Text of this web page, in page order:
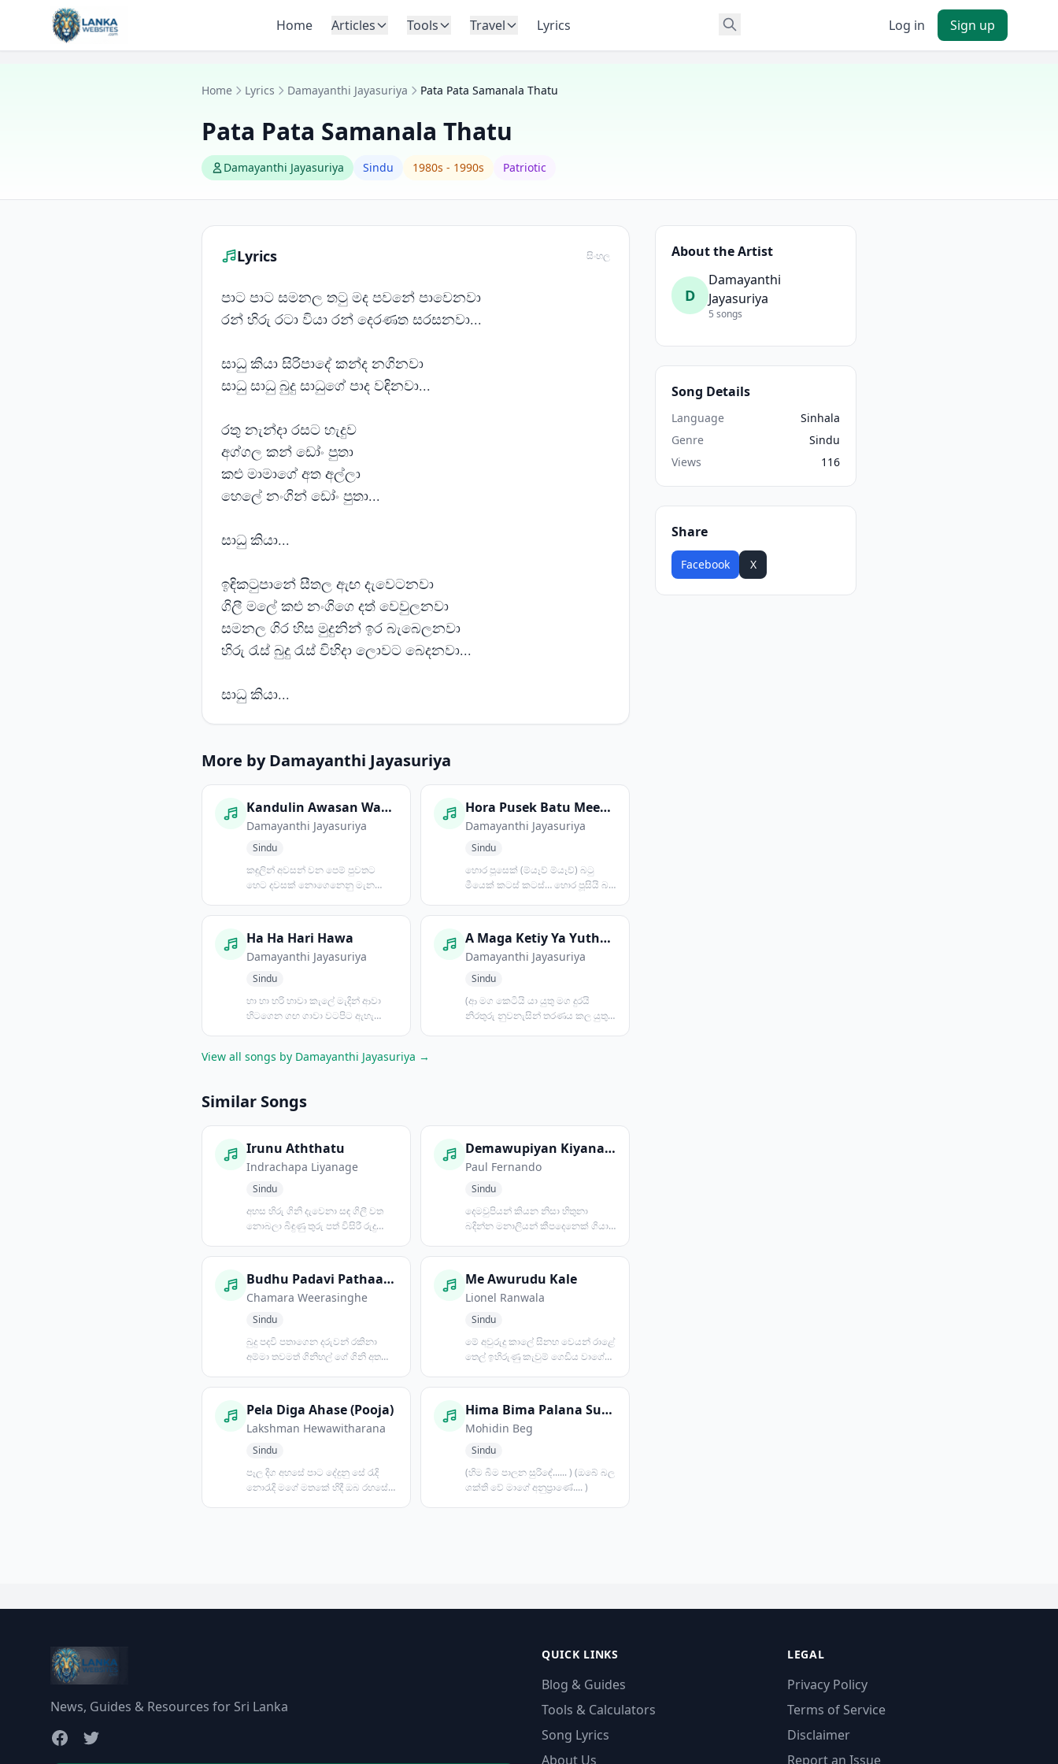
Skip to content
Home Articles Tools Travel Lyrics Log in Sign up
Home Lyrics Damayanthi Jayasuriya Pata Pata Samanala Thatu
Pata Pata Samanala Thatu
Damayanthi Jayasuriya Sindu 1980s - 1990s Patriotic
Lyrics සිංහල
පාට පාට සමනල තටු මද පවනේ පාවෙනවා
රන් හිරු රටා වියා රන් දෙරණත සරසනවා...
සාධු කියා සිරිපාදේ කන්ද නගිනවා
සාධු සාධු බුදු සාධුගේ පාද වඳිනවා...
රතු නැන්දා රසට හැදුව
අග්ගල කන් ඩෝං පුතා
කළු මාමාගේ අත අල්ලා
හෙලේ නංගින් ඩෝං පුතා...
සාධු කියා...
ඉඳිකටුපානේ සීතල ඇඟ දැවෙටනවා
ගිලී මලේ කළු නංගිගෙ දත් වෙවුලනවා
සමනල ගිර හිස මුදුනින් ඉර බැබෙලනවා
හිරු රැස් බුදු රැස් විහිදා ලොවට බෙදනවා...
සාධු කියා...
More by Damayanthi Jayasuriya
Kandulin Awasan Wana Pem Puwathata
Damayanthi Jayasuriya
Sindu
කඳුලින් අවසන් වන පෙම් පුවතට
හෙට දවසක් නොගෙනෙනු මැන
සිරකරලනු...
Hora Pusek Batu Meeyek
Damayanthi Jayasuriya
Sindu
හොර පූසෙක් (ම්යෑව් ම්යෑව්) බටු
මීයෙක් කටස් කටස්… හොර පූසියි බටු
Ha Ha Hari Hawa
Damayanthi Jayasuriya
Sindu
හා හා හරි හාවා‍ කැලේ මැදින් ආවා
හිටගෙන ගඟ ගාවා වටපිට ඇහැ
A Maga Ketiy Ya Yuthu Maga Duray
Damayanthi Jayasuriya
Sindu
(ආ මග කෙටියි යා යුතු මග දුරයි
නිරතුරු නුවනැසින් තරණය කල යුතුයි
View all songs by Damayanthi Jayasuriya →
Similar Songs
Irunu Aththatu
Indrachapa Liyanage
Sindu
අහස හිරු ගිනි දැවෙනා සඳ ගිලී වත
නොබලා බිඳුණු තුරු පත් විසිරී රුදු
Demawupiyan Kiyana Nisa
Paul Fernando
Sindu
දෙමවුපියන් කියන නිසා හිතුනා
බදින්න මනාලියන් කීපදෙනෙක් ගියා
Budhu Padavi Pathaagena
Chamara Weerasinghe
Sindu
බුදු පදවි පතාගෙන දරුවන් රකිනා
අම්මා තවමත් ගිනිහල් ගේ ගිනි අතරේ
Me Awurudu Kale
Lionel Ranwala
Sindu
මේ අවුරුදු කාලේ සිනහ වෙයන් රාළේ
තෙල් ඉහිරුණු කැවුම් ගෙඩිය වාගේ
Pela Diga Ahase (Pooja)
Lakshman Hewawitharana
Sindu
පෑල දිග අහසේ පාට දේදුනු සේ රැදි
නොරැදි මගේ මතකේ හිදී ඔබ රහසේ
Hima Bima Palana Surinde
Mohidin Beg
Sindu
(හිම බිම පාලන සුරිඳේ...... ) (ඔබේ බල
ශක්ති වේ මාගේ අනුප්‍රාණේ.... )
About the Artist
D
Damayanthi
Jayasuriya
5 songs
Song Details
Language
Sinhala
Genre
Sindu
Views
116
Share
Facebook X
News, Guides & Resources for Sri Lanka
QUICK LINKS
Blog & Guides
Tools & Calculators
Song Lyrics
About Us
LEGAL
Privacy Policy
Terms of Service
Disclaimer
Report an Issue